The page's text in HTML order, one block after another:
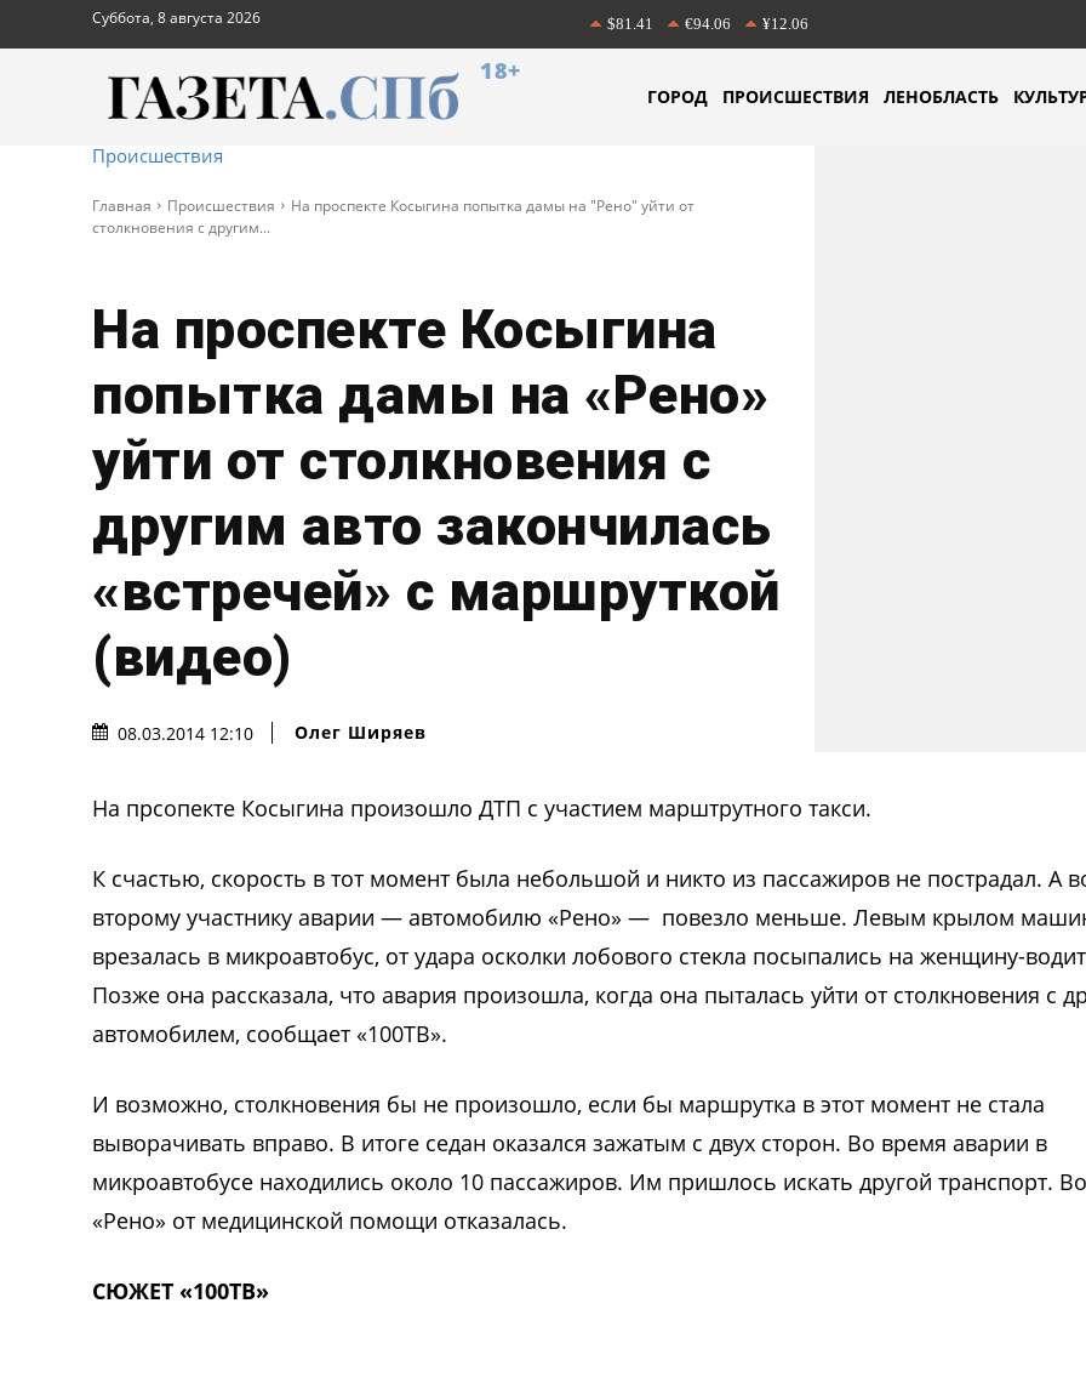
Суббота, 8 августа 2026 $81.41 €94.06 ¥12.06
18+
ГОРОД ПРОИСШЕСТВИЯ ЛЕНОБЛАСТЬ
Происшествия
Главная Происшествия
На проспекте Косыгина попытка дамы на "Рено" уйти от
столкновения с другим...
На проспекте Косыгина
попытка дамы на «Рено»
уйти от столкновения с
другим авто закончилась
«встречей» с маршруткой
(видео)
08.03.2014 12:10 Олег Ширяев
На прсопекте Косыгина произошло ДТП с участием марштрутного такси.
К счастью, скорость в тот момент была небольшой и никто из пассажиров не пострадал. А
второму участнику аварии — автомобилю «Рено» — повезло меньше. Левым крылом
врезалась в микроавтобус, от удара осколки лобового стекла посыпались на женщину-
Позже она рассказала, что авария произошла, когда она пыталась уйти от столкновения с
автомобилем, сообщает «100ТВ».
И возможно, столкновения бы не произошло, если бы маршрутка в этот момент не стала
выворачивать вправо. В итоге седан оказался зажатым с двух сторон. Во время аварии в
микроавтобусе находились около 10 пассажиров. Им пришлось искать другой транспорт.
«Рено» от медицинской помощи отказалась.
СЮЖЕТ «100ТВ»